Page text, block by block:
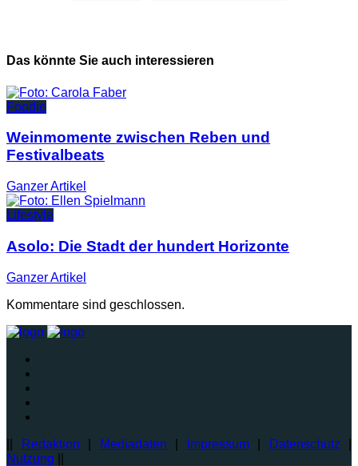
Das könnte Sie auch interessieren
Foodie
Weinmomente zwischen Reben und
Festivalbeats
GanzerArtikel
Lifestyle
Asolo: Die Stadt der hundert Horizonte
GanzerArtikel
Kommentare sind geschlossen.
Redaktion Mediadaten Impressum| Datenschutz
Nutzung